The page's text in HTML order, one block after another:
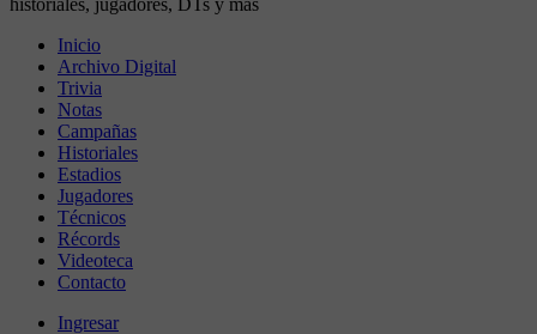
Inicio
Archivo Digital
Trivia
Notas
Campañas
Historiales
Estadios
Jugadores
Técnicos
Récords
Videoteca
Contacto
Ingresar